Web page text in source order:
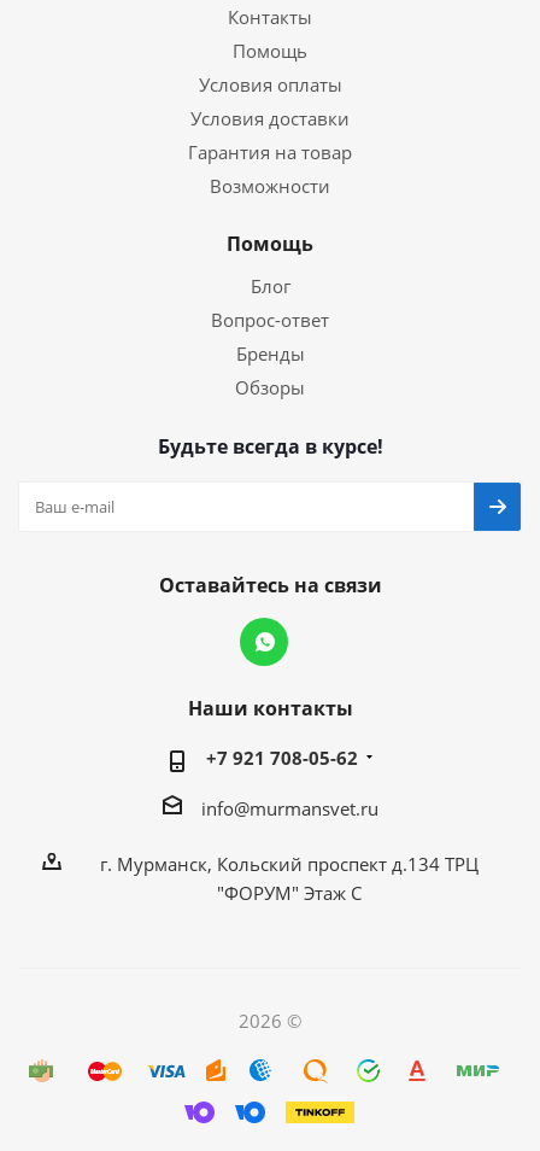
Контакты
Помощь
Условия оплаты
Условия доставки
Гарантия на товар
Возможности
Помощь
Блог
Вопрос-ответ
Бренды
Обзоры
Будьте всегда в курсе!
Оставайтесь на связи
Наши контакты
+7 921 708-05-62
info@murmansvet.ru
г. Мурманск, Кольский проспект д.134 ТРЦ
"ФОРУМ" Этаж С
2026 ©